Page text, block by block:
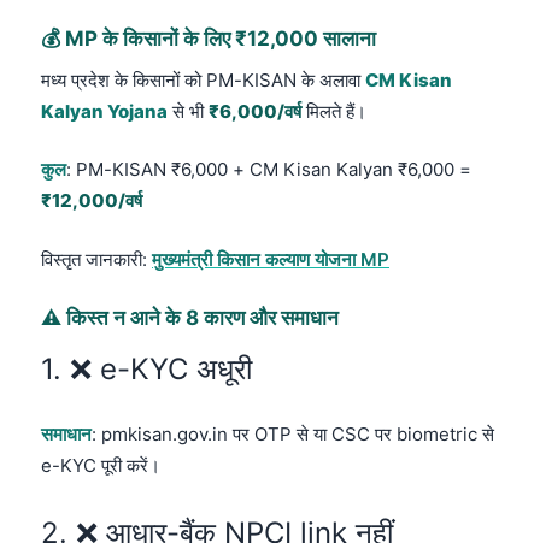
💰 MP के किसानों के लिए ₹12,000 सालाना
मध्य प्रदेश के किसानों को PM-KISAN के अलावाCM Kisan
Kalyan Yojana से भी₹6,000/वर्षमिलते हैं।
कुल: PM-KISAN ₹6,000 + CM Kisan Kalyan ₹6,000 =
₹12,000/वर्ष
विस्तृत जानकारी:मुख्यमंत्री किसान कल्याण योजना MP
⚠️ किस्त न आने के 8 कारण और समाधान
1. ❌ e-KYC अधूरी
समाधान: pmkisan.gov.in पर OTP से या CSC पर biometric से
e-KYC पूरी करें।
2. ❌ आधार-बैंक NPCI link नहीं